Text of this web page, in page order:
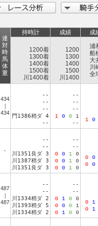
連
対
時
馬
体
重
持時計 成績 成
1200着
1300着
1400着
1500着
川1400着
1200
1300
1400
1500
川1400
浦
船
大
川
全
434
｜
434
--
--
--
門1386稍ダ 4
--
--
--
--
1 0 0 1
--
1 0
-
--
--
川1351良ダ 3
川1387稍ダ 3
川1351良ダ 3
--
--
0 0 1 0
0 0 1 0
0 0 1 0
0 0
0 0
487
｜
487
--
--
川1334稍ダ 2
川1393稍ダ 5
川1334稍ダ 2
--
--
0 1 0 0
0 0 0 1
0 1 0 0
0 1
0 1